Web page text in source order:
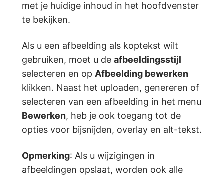
met je huidige inhoud in het hoofdvenster
te bekijken.
Als u een afbeelding als koptekst wilt
gebruiken, moet u de afbeeldingsstijl
selecteren en op Afbeelding bewerken
klikken. Naast het uploaden, genereren of
selecteren van een afbeelding in het menu
Bewerken, heb je ook toegang tot de
opties voor bijsnijden, overlay en alt-tekst.
Opmerking: Als u wijzigingen in
afbeeldingen opslaat, worden ook alle